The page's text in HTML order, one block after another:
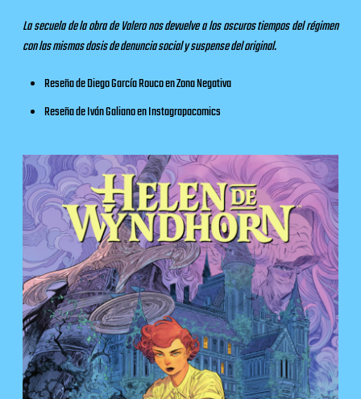
La secuela de la obra de Valero nos devuelve a los oscuros tiempos del régimen
con las mismas dosis de denuncia social y suspense del original.
Reseña de Diego García Rouco enZona Negativa
Reseña de Iván Galiano enInstagrapacomics